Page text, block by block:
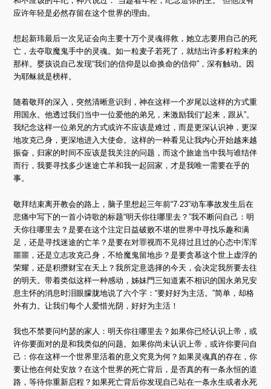
应许年轻是必然存留在这个世界的理由。
想起新玮最后一次见证会向主要十万个灵魂得救，她立志要用自己的死
亡，去夺取魔鬼手中的灵魂。如一粒麦子若死了，就结出许多籽粒来的
那样。婴孩说自己发现“我们的信仰是以命换命的信仰”，深有触动。因
为耶稣就是榜样。
随着敬拜的深入，突然清晰意识到，神在这样一个岁尾以这样的方式重
用国永。他透过我们当中一位爱他的弟兄，来激励我们“起来，跟从”。
我纪念这样一位弟兄的方式或许不应该是难过，而是更深认识神，更深
地攻克己身，更深地进入大使命。这样的一种看见让我内心开始越来越
振奋，归家的时间不应该是我关注的问题，而这个旅途当中我与谁结伴
而行，我要寻找多少迷途亡羊和我一起回家，才是我唯一需要在乎的
事。
敬拜结束离开教会的路上，脑子里想起三年前“7·23”动车事故发生后在
悲痛中写下的一首小诗歌的标题“明天你往哪里去？”我不断问自己：明
天你往哪里去？是要在这个注定日益破败不堪的世界中寻找乐趣和满
足，还是寻找迷途的亡羊？是要在对罪视而不见得过且过的心态中浑浑
噩噩，还是立志攻克己身，不给魔鬼留地步？是要贪慕这个世上虚浮的
荣耀，还是积攒财宝在天上？我所定意选择的今天，会决定我所要去往
的明天。带着类似这样一种感动，姊妹門三知道素不相识的国永弟兄安
息主怀的消息时泪眼朦胧地说了六个字：“要好好为主活。”简单，却格
外有力。让我们每个人爱惜光阴，好好为主活！
我也不禁要问约瑟的家人：明天你往哪里去？如果你已经认识上帝，或
许你要面对的是和我类似的问题。如果你尚未认识上帝，或许你要问自
己：你在这样一个世界里活着的意义究竟为何？如果灵魂真的存在，你
要让他在何处安放？在这个世界的死亡背后，是否真的有一条永恒的道
路，等待你重新启程？如果死亡背后你发现自己站在一条永生或者永死